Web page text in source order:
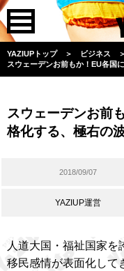
YAZIUPトップ ＞ ビジネス ＞
スウェーデンお前もか！EU各国
スウェーデンお前
格化する、極右の
2018/09/07
YAZIUP運営
人道大国・福祉国家を
移民感情が表面化して